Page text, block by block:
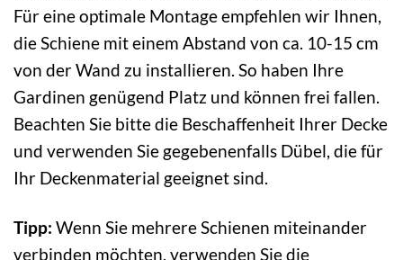
Für eine optimale Montage empfehlen wir Ihnen,
die Schiene mit einem Abstand von ca. 10-15 cm
von der Wand zu installieren. So haben Ihre
Gardinen genügend Platz und können frei fallen.
Beachten Sie bitte die Beschaffenheit Ihrer Decke
und verwenden Sie gegebenenfalls Dübel, die für
Ihr Deckenmaterial geeignet sind.
Tipp: Wenn Sie mehrere Schienen miteinander
verbinden möchten, verwenden Sie die